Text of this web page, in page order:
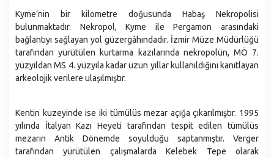
Kyme’nin bir kilometre doğusunda Habaş Nekropolisi
bulunmaktadır. Nekropol, Kyme ile Pergamon arasındaki
bağlantıyı sağlayan yol güzergâhındadır. İzmir Müze Müdürlüğü
tarafından yürütülen kurtarma kazılarında nekropolün, MÖ 7.
yüzyıldan MS 4. yüzyıla kadar uzun yıllar kullanıldığını kanıtlayan
arkeolojik verilere ulaşılmıştır.
Kentin kuzeyinde ise iki tümülüs mezar açığa çıkarılmıştır. 1995
yılında İtalyan Kazı Heyeti tarafından tespit edilen tümülüs
mezarın Antik Dönemde soyulduğu saptanmıştır. Verger
tarafından yürütülen çalışmalarda Kelebek Tepe olarak